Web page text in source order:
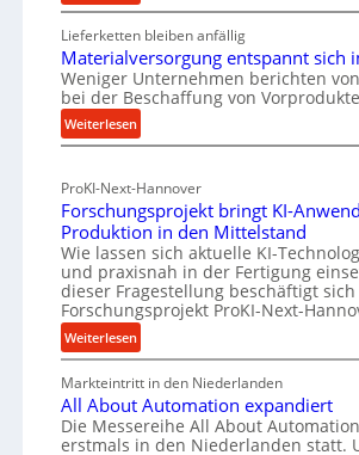
t
r
e
r
s
a
t
i
l
e
ü
r
n
a
h
a
l
t
i
g
W
e
r
k
R
o
l
l
e
n
f
h
r
u
n
g
e
n
e
ö
h
Lieferketten bleiben anfällig
Materialversorgung entspannt sich
Weniger Unternehmen berichten
bei der Beschaffung von
Weiterlesen:
M
t
e
r
i
a
l
v
e
o
r
ProKI-Next-Hannover
Forschungsprojekt bringt KI-
Produktion in den Mittelstand
Wie lassen sich aktuelle KI-
und praxisnah in der Fertigung
dieser Fragestellung beschäftigt sich
Forschungsprojekt ProKI-Next-
Weiterlesen:
F
o
r
s
c
Markteintritt in den Niederlanden
All About Automation expandiert
Die Messereihe All About
erstmals in den Niederlanden statt.